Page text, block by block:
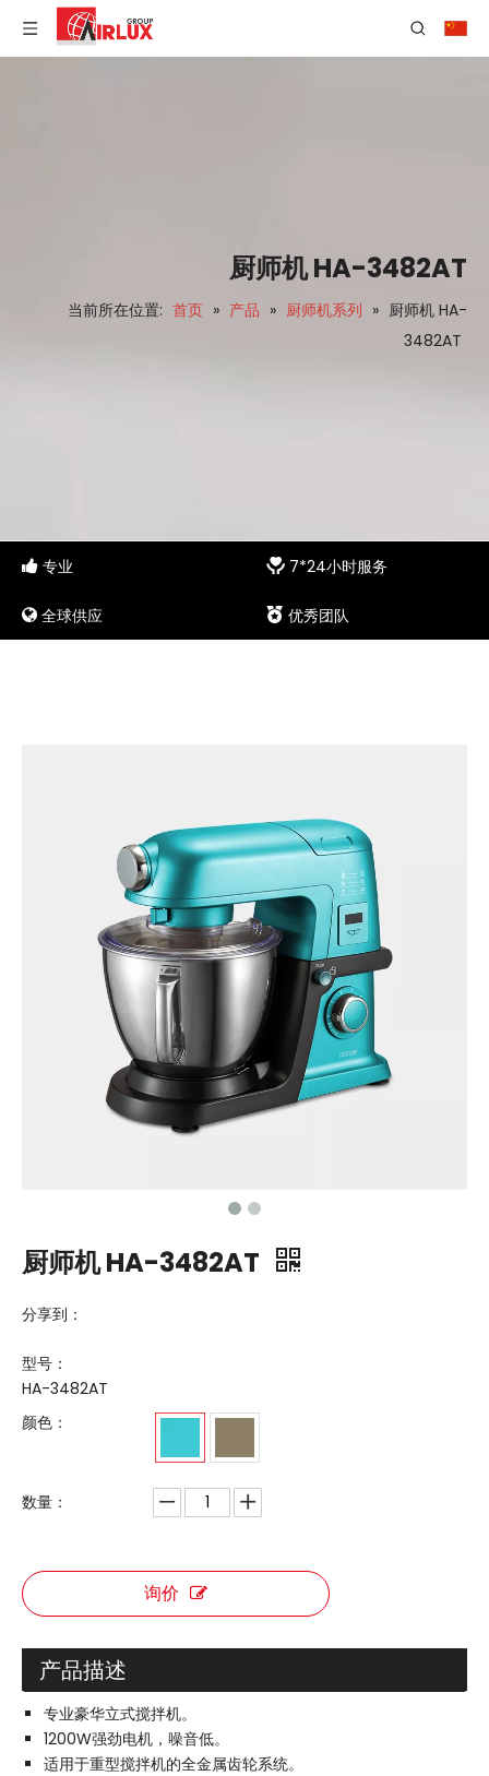
厨师机 HA-3482AT
当前所在位置: 首页 » 产品 » 厨师机系列 » 厨师机 HA-
3482AT
 专业  7*24小时服务
 全球供应  优秀团队
厨师机 HA-3482AT
分享到：
型号：
HA-3482AT
颜色：
数量：
询价
产品描述
专业豪华立式搅拌机。
1200W强劲电机，噪音低。
适用于重型搅拌机的全金属齿轮系统。